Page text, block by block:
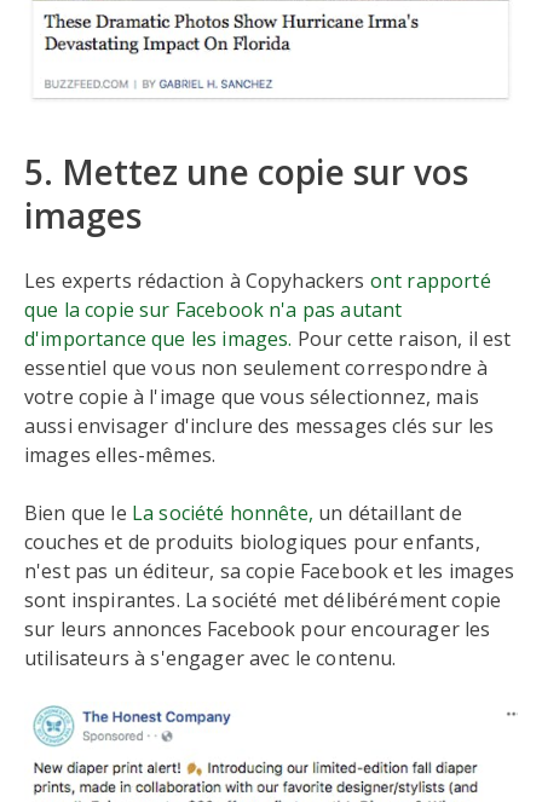
5. Mettez une copie sur vos
images
Les experts rédaction à Copyhackers ont rapporté
que la copie sur Facebook n'a pas autant
d'importance que les images. Pour cette raison, il est
essentiel que vous non seulement correspondre à
votre copie à l'image que vous sélectionnez, mais
aussi envisager d'inclure des messages clés sur les
images elles-mêmes.
Bien que le La société honnête, un détaillant de
couches et de produits biologiques pour enfants,
n'est pas un éditeur, sa copie Facebook et les images
sont inspirantes. La société met délibérément copie
sur leurs annonces Facebook pour encourager les
utilisateurs à s'engager avec le contenu.